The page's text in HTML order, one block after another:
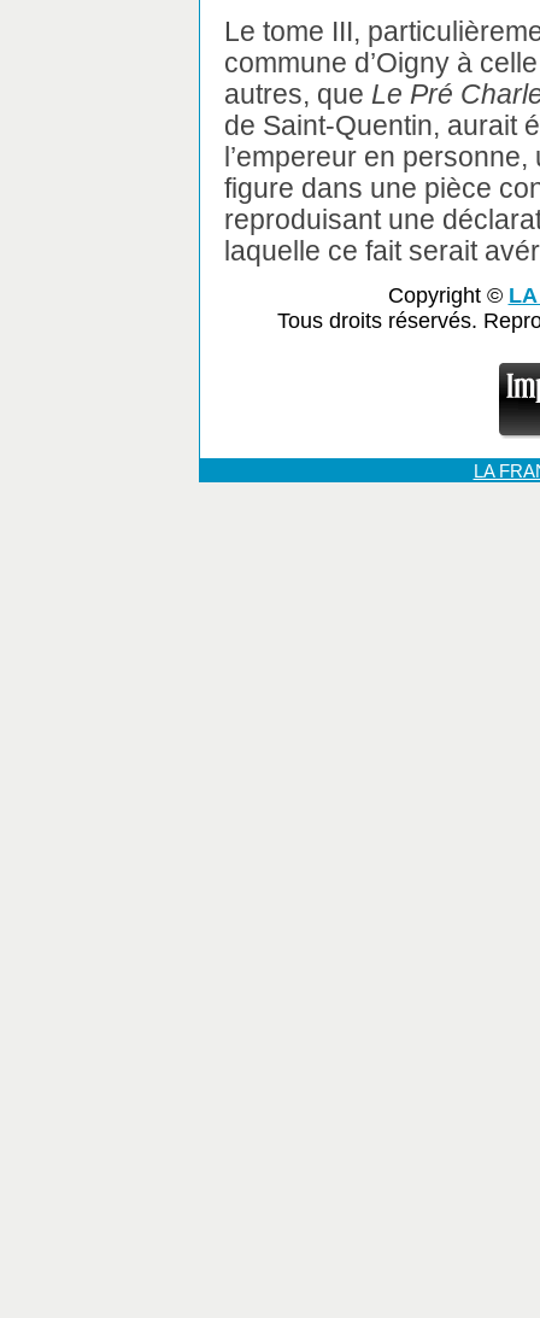
Le tome III,
commune d’Oigny à
autres, que Le Pré
de Saint-Quentin, aurait
l’empereur en
figure dans une pièce
reproduisant une
laquelle ce fait serait
Copyright ©
Tous droits réservés.
LA